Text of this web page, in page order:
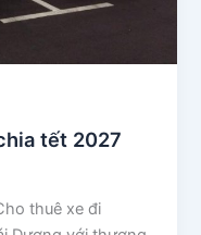
tết 2027
thuê xe đi